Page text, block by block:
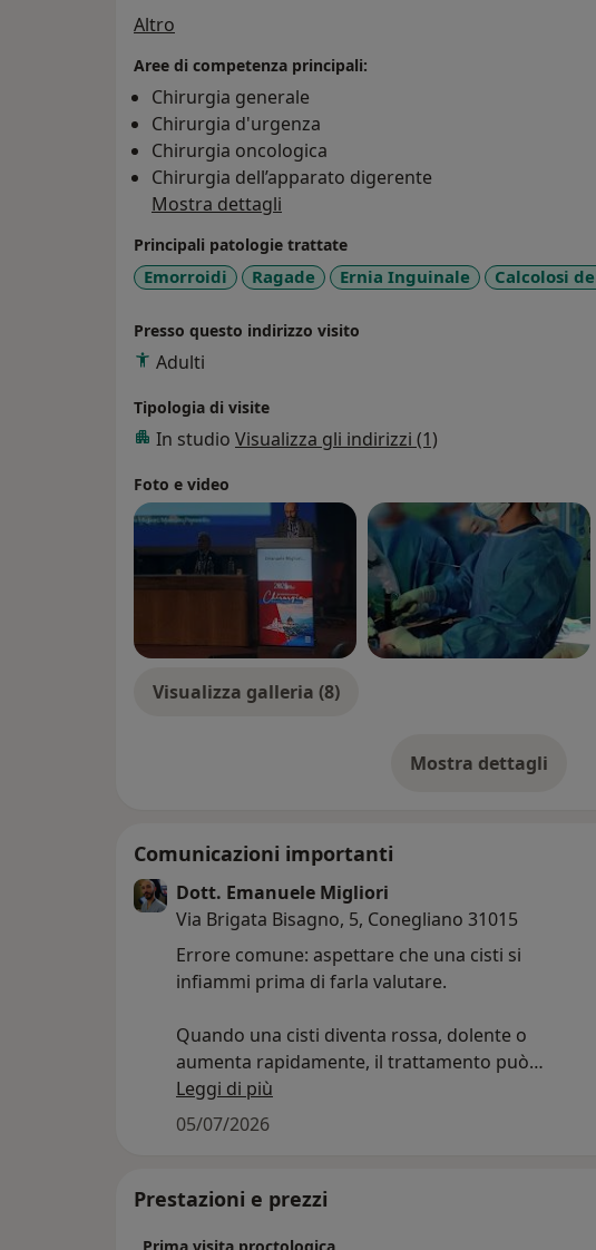
Altro
Aree di competenza principali:
Chirurgia generale
Chirurgia d'urgenza
Chirurgia oncologica
Chirurgia dell’apparato digerente
Mostra dettagli
Principali patologie trattate
Emorroidi Ragade Ernia Inguinale Calcolosi
Presso questo indirizzo visito
Adulti
Tipologia di visite
In studio Visualizza gli indirizzi (1)
Foto e video
Visualizza galleria (8)
Mostra dettagli
sull'esperienza
Comunicazioni importanti
Dott. Emanuele Migliori
Via Brigata Bisagno, 5, Conegliano 31015
Errore comune: aspettare che una cisti si
infiammi prima di farla valutare.
Quando una cisti diventa rossa, dolente o
aumenta rapidamente, il trattamento può
diventare meno semplice.
Leggi di più
05/07/2026
Prestazioni e prezzi